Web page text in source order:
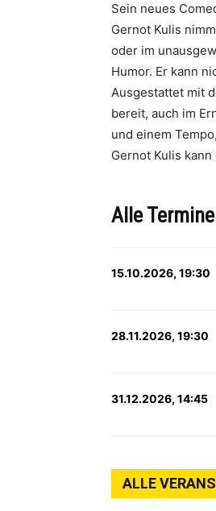
Sein neues
Gernot Kulis
oder im
Humor. Er kann
Ausgestattet mit
bereit, auch im
und einem
Gernot Kulis
Alle Termine
15.10.2026, 19:30
28.11.2026, 19:30
31.12.2026, 14:45
ALLE